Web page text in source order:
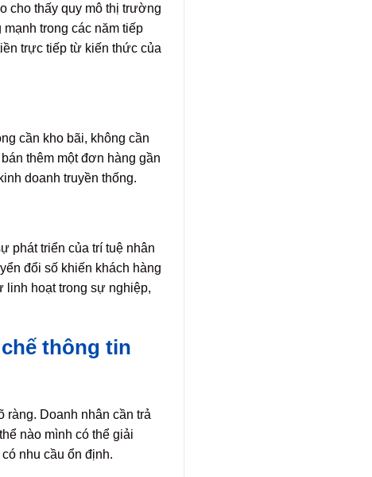
cho thấy quy mô thị trường
trong các năm tiếp
trực tiếp từ kiến thức của
cần kho bãi, không cần
thêm một đơn hàng gần
doanh truyền thống.
phát triển của trí tuệ nhân
đổi số khiến khách hàng
linh hoạt trong sự nghiệp,
thông tin
ràng. Doanh nhân cần trả
nào mình có thể giải
nhu cầu ổn định.